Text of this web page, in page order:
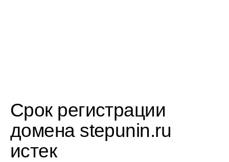
Срок регистрации
домена stepunin.ru
истек